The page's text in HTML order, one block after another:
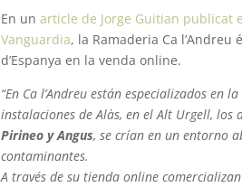
En unarticle de Jorge Guitian publicat
Vanguardia, la Ramaderia Ca
d’Espanya en la venda online.
“En Ca l’Andreu están especializados en
instalaciones de Alàs, en el Alt Urgell, los
Pirineo y Angus, se crían en un entorno
contaminantes.
​A través de su tienda online